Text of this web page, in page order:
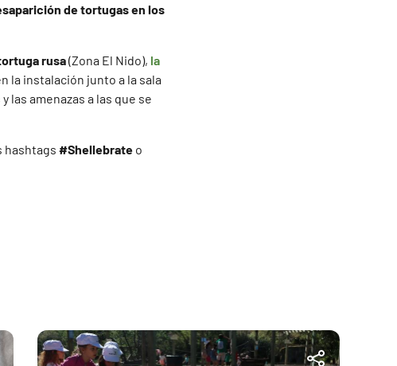
de tortugas en los
rusa(Zona El Nido), la
la instalación junto a la sala
las amenazas a las que se
hashtags #Shellebrate o